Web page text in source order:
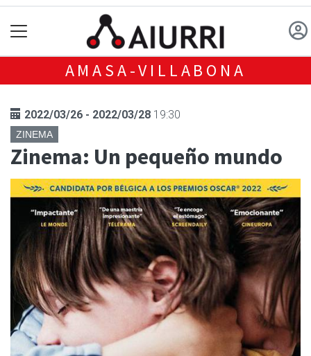
AMASA-VILLABONA
2022/03/26 - 2022/03/28 19:30
ZINEMA
Zinema: Un pequeño mundo